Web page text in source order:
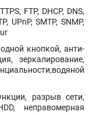
FTP, DHCP, DNS,
UPnP, SMTP, SNMP,
кнопкой, анти-
зеркалирование,
разрыв сети,
неправомерная